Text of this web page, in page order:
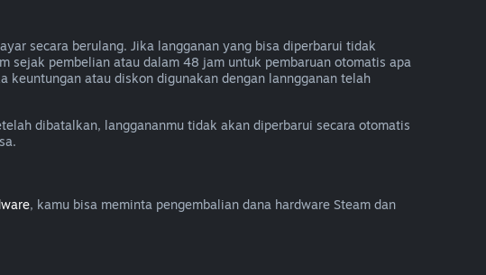
secara berulang. Jika langganan yang bisa diperbarui tidak
sejak pembelian atau dalam 48 jam untuk pembaruan otomatis apa
keuntungan atau diskon digunakan dengan lanngganan telah
dibatalkan, langgananmu tidak akan diperbarui secara otomatis
, kamu bisa meminta pengembalian dana hardware Steam dan